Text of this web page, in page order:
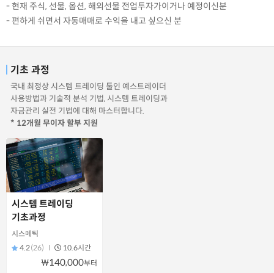
- 현재 주식, 선물, 옵션, 해외선물 전업투자가이거나 예정이신분
- 편하게 쉬면서 자동매매로 수익을 내고 싶으신 분
기초 과정
국내 최정상 시스템 트레이딩 툴인 예스트레이더
사용방법과 기술적 분석 기법, 시스템 트레이딩과
자금관리 실전 기법에 대해 마스터합니다.
* 12개월 무이자 할부 지원
시스템 트레이딩
기초과정
시스메틱
4.2(26) 10.6시간
₩140,000부터